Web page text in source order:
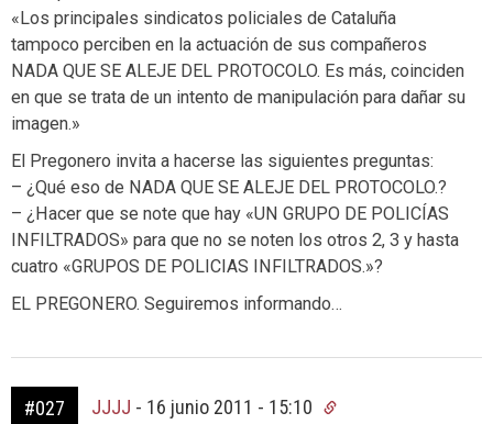
«Los principales sindicatos policiales de Cataluña
tampoco perciben en la actuación de sus compañeros
NADA QUE SE ALEJE DEL PROTOCOLO. Es más, coinciden
en que se trata de un intento de manipulación para dañar su
imagen.»
El Pregonero invita a hacerse las siguientes preguntas:
– ¿Qué eso de NADA QUE SE ALEJE DEL PROTOCOLO.?
– ¿Hacer que se note que hay «UN GRUPO DE POLICÍAS
INFILTRADOS» para que no se noten los otros 2, 3 y hasta
cuatro «GRUPOS DE POLICIAS INFILTRADOS.»?
EL PREGONERO. Seguiremos informando…
#027 JJJJ - 16 junio 2011 - 15:10